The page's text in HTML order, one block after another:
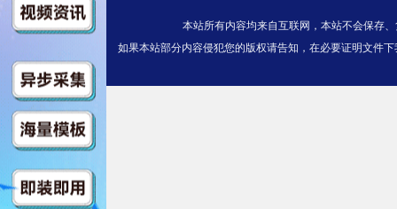
第06集
$https://
/index.m3u8
第07集
$https://
ndex.m3u8
本站所有内容均来自互联网，本站不会保存
如果本站部分内容侵犯您的版权请告知，在必要证明文件